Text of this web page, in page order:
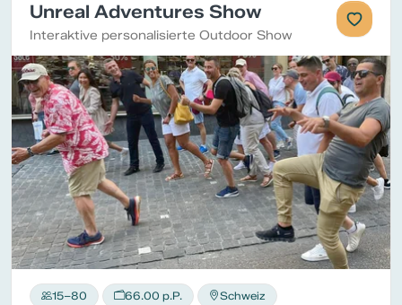
Unreal Adventures Show
Interaktive personalisierte Outdoor Show
15–80 66.00 p.P. Schweiz